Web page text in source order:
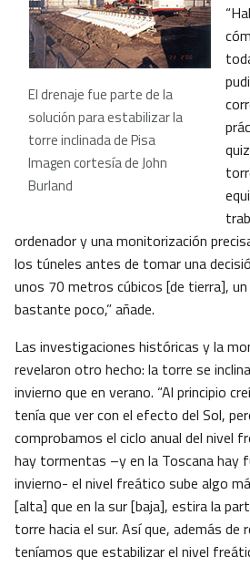
El drenaje fue parte de la
solución para estabilizar la
torre inclinada de Pisa
Imagen cortesía de John
Burland
ordenador y una monitorización
los túneles antes de tomar una
unos 70 metros cúbicos [de tierra],
bastante poco,” añade.
Las investigaciones históricas y la
revelaron otro hecho: la torre se
invierno que en verano. “Al principio
tenía que ver con el efecto del Sol,
comprobamos el ciclo anual del nivel
hay tormentas –y en la Toscana hay
invierno- el nivel freático sube algo
[alta] que en la sur [baja], estira la
torre hacia el sur. Así que, además de
teníamos que estabilizar el nivel